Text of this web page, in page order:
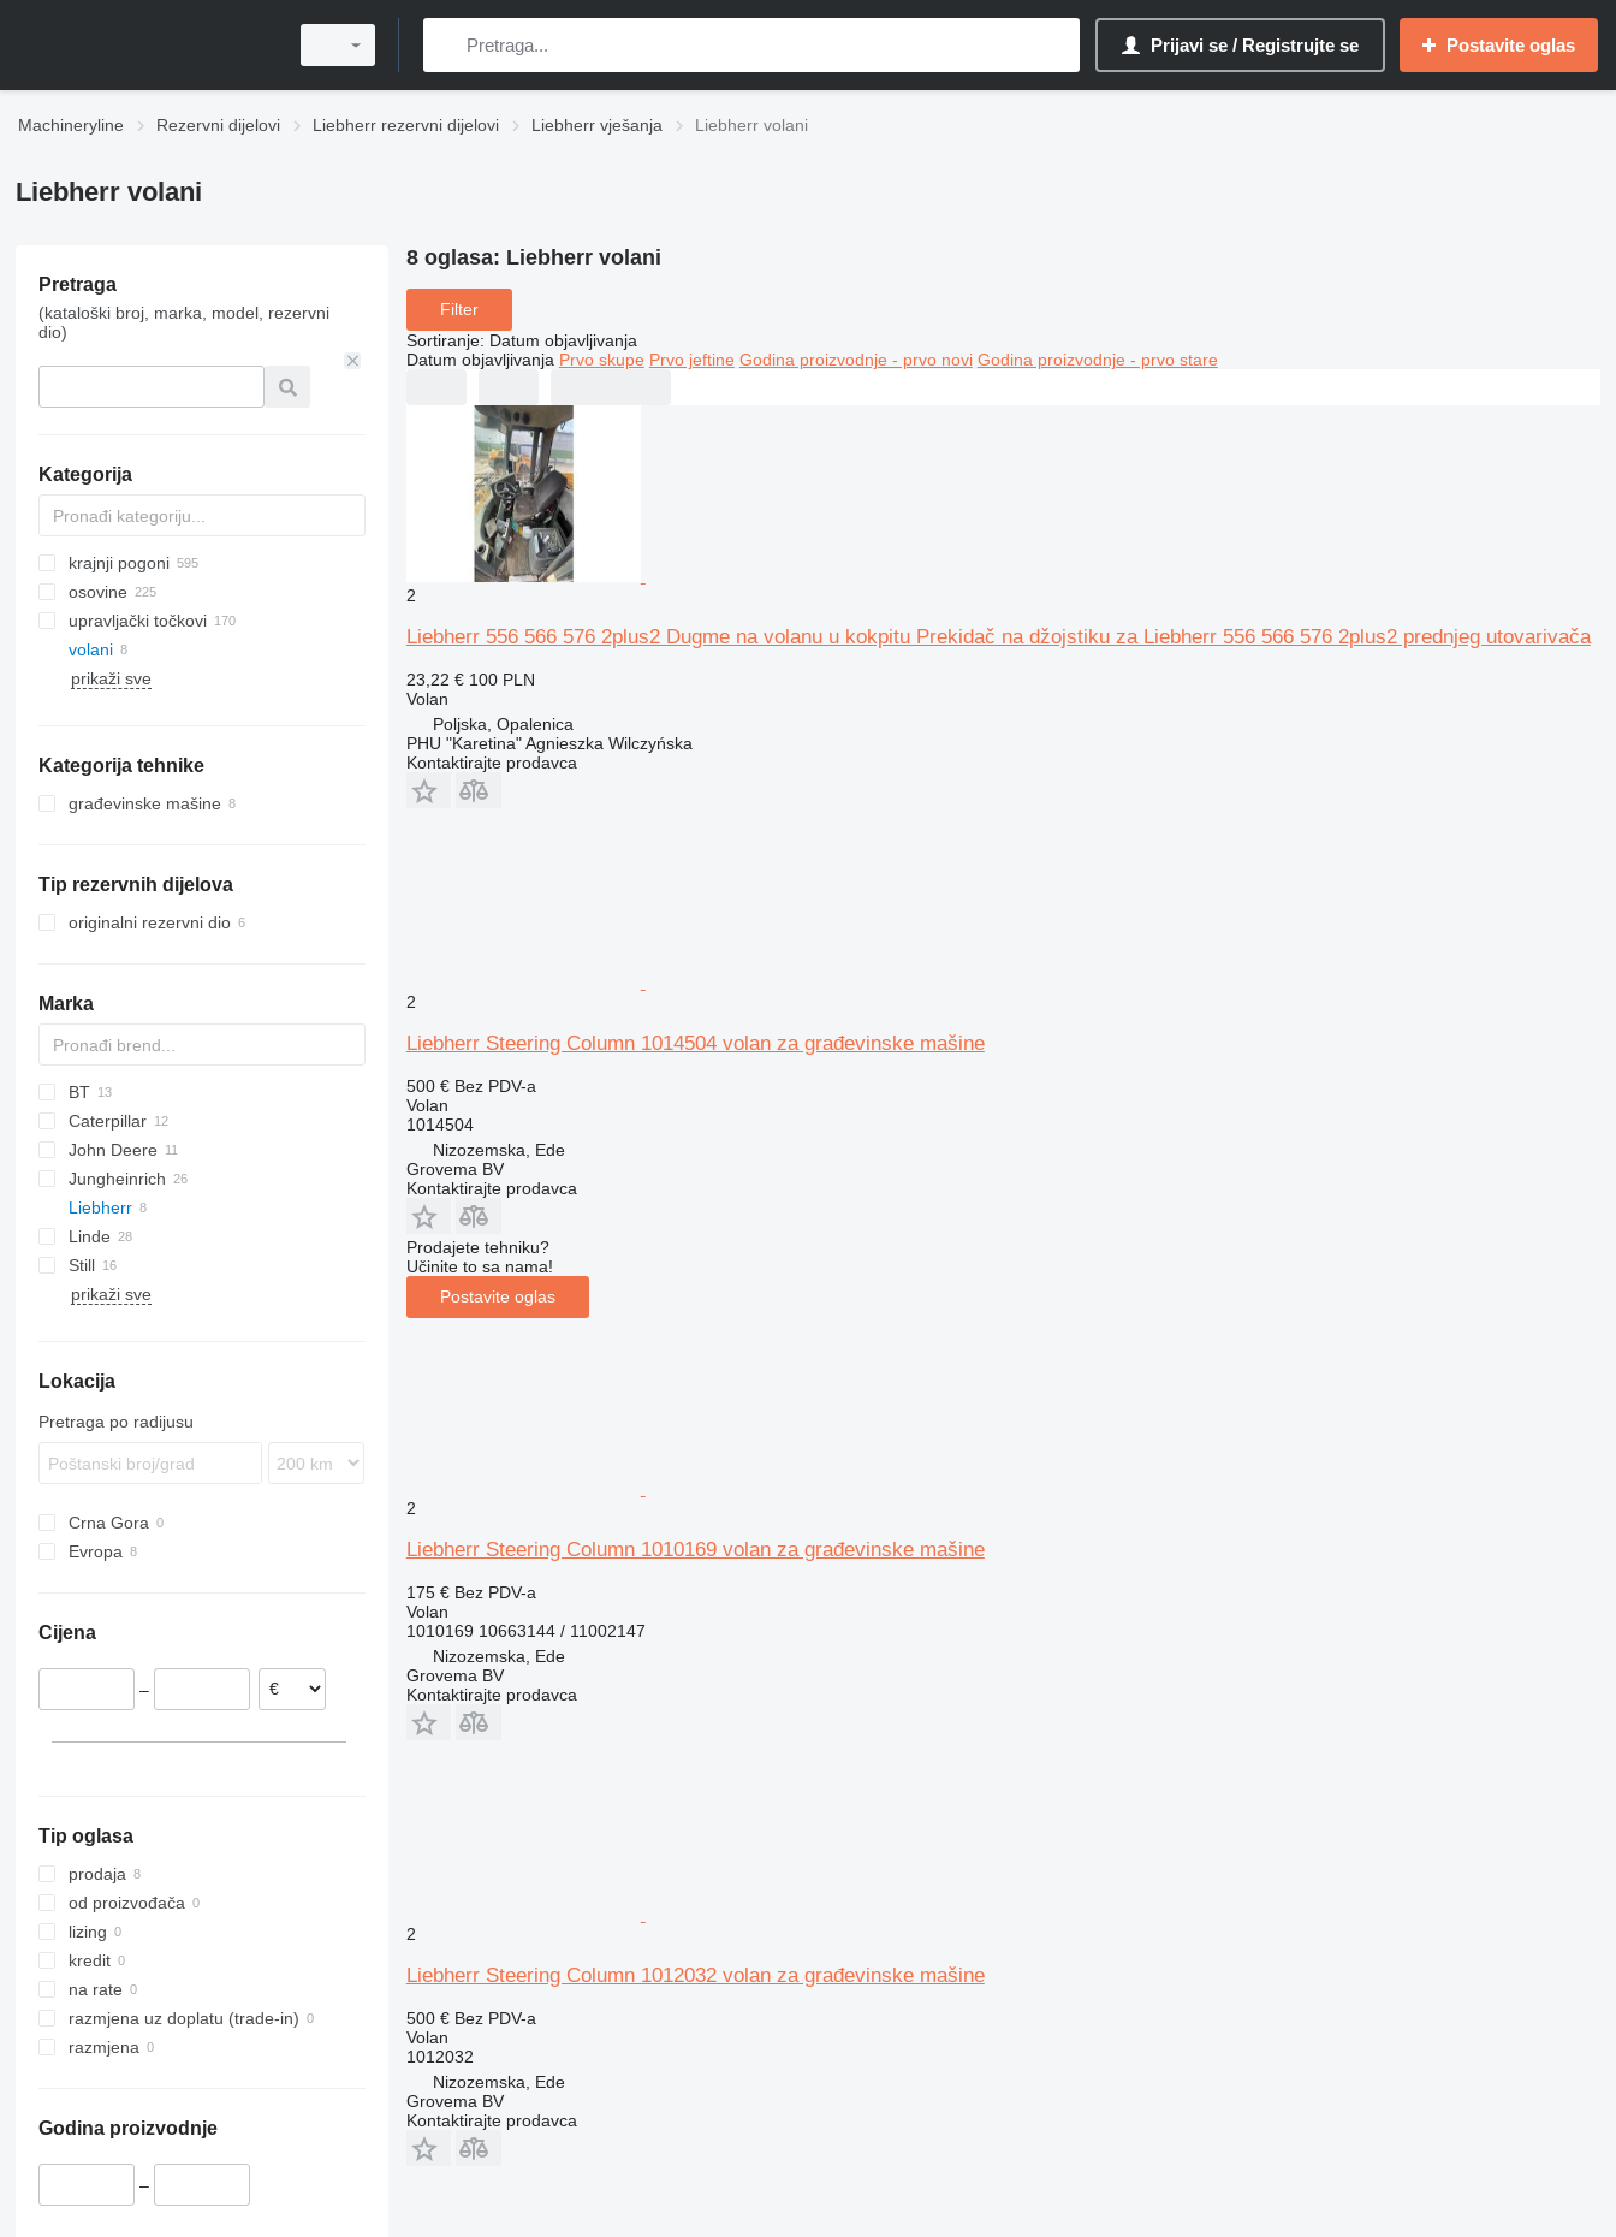
Prijavi se / Registrujte se Postavite oglas
Machineryline Rezervni dijelovi Liebherr rezervni dijelovi Liebherr vješanja Liebherr volani
Liebherr volani
Pretraga
(kataloški broj, marka, model, rezervni
dio)
Kategorija
krajnji pogoni
osovine
upravljački točkovi
metalne gusjenice
gusjenični lanci
gusjenični sistemi
volani
prikaži sve
Kategorija tehnike
građevinske mašine
autodizalice
građevinski utovarivači
prednji utovarivači
Tip rezervnih dijelova
originalni rezervni dio
Marka
AZ
PS
BT
LPE
LWE
OSE
SPE
SWE
570
590
Caterpillar
416
420
426
926
EP
NPV
GTH
60E
E-series
806
3CX
John Deere
310 G
310 J
310 K
410
544 J
Jungheinrich
ECE
EJE
ERC
ERD
R-series
Liebherr
A-series
LTM
LTM 1030
Linde
E-series
H-series
P-series
50
12
L-series
Still
CX
FM
TL
ZL
prikaži sve
Lokacija
Pretraga po radijusu
Crna Gora
Evropa
Cijena
–
Tip oglasa
prodaja
od proizvođača
lizing
kredit
na rate
razmjena uz doplatu (trade-in)
razmjena
Godina proizvodnje
–
8 oglasa: Liebherr volani
Filter
Sortiranje: Datum objavljivanja
Datum objavljivanja Prvo skupe Prvo jeftine Godina proizvodnje - prvo novi Godina proizvodnje - prvo stare
2
Liebherr 556 566 576 2plus2 Dugme na volanu u kokpitu Prekidač na džojstiku za Liebherr 556 566 576 2plus2 prednjeg utovarivača
23,22 € 100 PLN
Volan
Poljska, Opalenica
PHU "Karetina" Agnieszka Wilczyńska
Kontaktirajte prodavca
2
Liebherr Steering Column 1014504 volan za građevinske mašine
500 € Bez PDV-a
Volan
1014504
Nizozemska, Ede
Grovema BV
Kontaktirajte prodavca
Prodajete tehniku?
Učinite to sa nama!
Postavite oglas
2
Liebherr Steering Column 1010169 volan za građevinske mašine
175 € Bez PDV-a
Volan
1010169 10663144 / 11002147
Nizozemska, Ede
Grovema BV
Kontaktirajte prodavca
2
Liebherr Steering Column 1012032 volan za građevinske mašine
500 € Bez PDV-a
Volan
1012032
Nizozemska, Ede
Grovema BV
Kontaktirajte prodavca